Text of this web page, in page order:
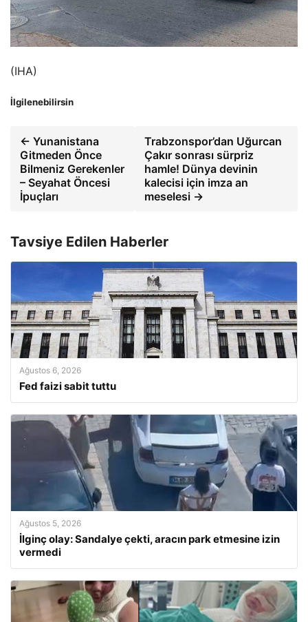
(IHA)
İlgilenebilirsin
← Yunanistana
Gitmeden Önce
Bilmeniz Gerekenler
– Seyahat Öncesi
İpuçları
Trabzonspor’dan Uğurcan
Çakır sonrası sürpriz
hamle! Dünya devinin
kalecisi için imza an
meselesi →
Tavsiye Edilen Haberler
Ağustos 6, 2026
Fed faizi sabit tuttu
Ağustos 5, 2026
İlginç olay: Sandalye çekti, aracın park etmesine izin
vermedi